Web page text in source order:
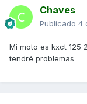
Chaves
Publicado 4
Mi moto es kxct 125
tendré problemas